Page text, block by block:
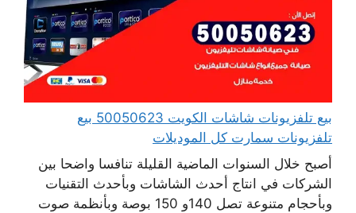
بيع تلفزيونات شاشات الكويت 50050623 بيع
تلفزيونات سمارت كل الموديلات
أصبح خلال السنوات الماضية القليلة تنافسا واضحا بين
الشركات في انتاج أحدث الشاشات وبأحدث التقنيات
وبأحجام متنوعة تصل 140و 150 بوصة وبأنظمة صوت